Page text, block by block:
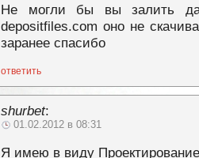
Не могли бы вы залить
depositfiles.com оно не
заранее спасибо
ответить
shurbet:
01.02.2012 в 08:31
Я имею в виду